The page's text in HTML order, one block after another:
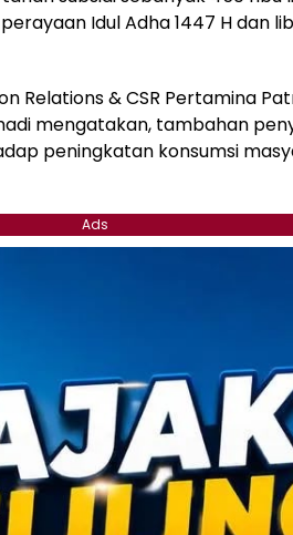
Idul Adha 1447 H dan
Relations & CSR Pertamina
mengatakan, tambahan
peningkatan konsumsi
Ads